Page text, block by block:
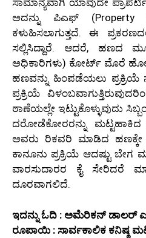
ಸಾಮಾನ್ಯವಾಗಿ ಯಾವುದೇ
ಅದನ್ನು ಪಿಎಫ್
ಕಳುಹಿಸಲಾಗುತ್ತದೆ. ಈ
ಸಲ್ಲಿಸಿದ್ದಾರೆ. ಆದರೆ, ಹಣದ
ಅಧಿಕಾರಿಗಳು) ಕೋರ್ಟ್ ಮೊರೆ
ಹಣವನ್ನು ಹಿಂಪಡೆಯಲು ಪ್ರಕ್ರಿಯೆ
ಪ್ರಕ್ರಿಯೆ
ಠಾಣೆಯಲ್ಲೇ ಇಟ್ಟುಕೊಳ್ಳುವುದು
ದರೋಡೆಕೋರರನ್ನು ಮಟ್ಟಹಾಕಿದ
ಅವರು ರಿಕವರಿ ಮಾಡಿದ ಹಣಕ್ಕೇ
ಕಾನೂನು ಪ್ರಕ್ರಿಯೆ ಆದಷ್ಟು
ವಾರಸುದಾರರ ಕೈ ಸೇರಿದರೆ
ದೂರವಾಗಲಿದೆ.
ಇದನ್ನು ಓದಿ : ಅಮೆರಿಕನ್ ಡಾಲರ್
ರೂಪಾಯಿ : ಸಾರ್ವಕಾಲಿಕ ಕನಿಷ್ಠ